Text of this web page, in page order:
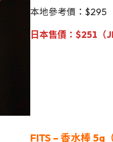
本地參考價：$295
日本售價：$251（
FITS – 香水棒5g